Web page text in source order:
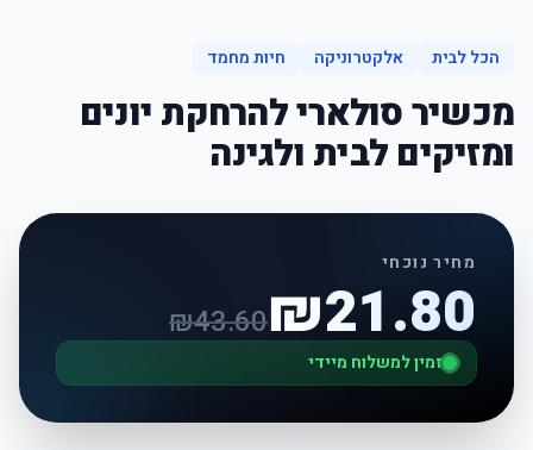
הכל לבית
אלקטרוניקה חיות מחמד
מכשיר סולארי להרחקת יונים
ומזיקים לבית ולגינה
מחיר נוכחי
₪21.80
₪43.60
זמין למשלוח מיידי